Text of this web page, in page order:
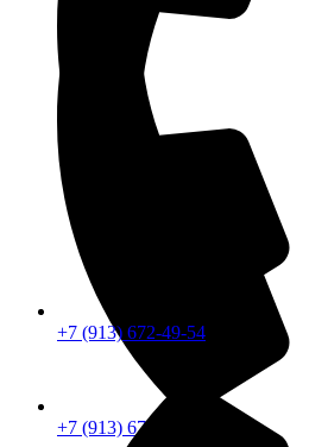
+7 (913) 672-49-54
+7 (913) 672-49-54